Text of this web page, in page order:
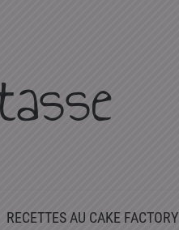
RECETTES AU CAKE FACTORY